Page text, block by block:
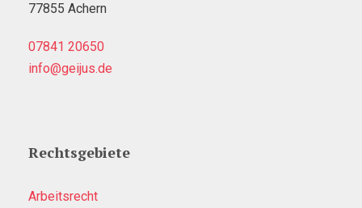
77855 Achern
07841 20650
info@geijus.de
Rechtsgebiete
Arbeitsrecht